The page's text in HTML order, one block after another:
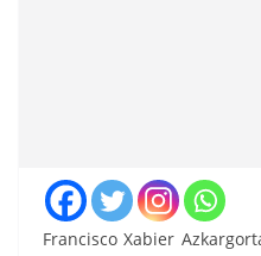
Francisco Xabier